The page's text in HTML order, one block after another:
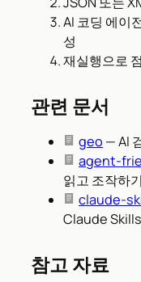
AI 코딩 에이
성
재실행으로
관련 문서
geo — AI
agent-
읽고 조작하
claude-
Claude
참고 자료